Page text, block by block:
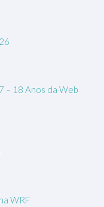
– 18 Anos da Web
WRF